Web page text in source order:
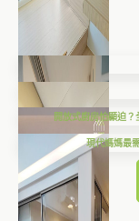
開放式廚房怕顯迫？
現代媽媽最